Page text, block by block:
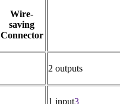
Wire-
saving
Connector
2 outputs
1 input3